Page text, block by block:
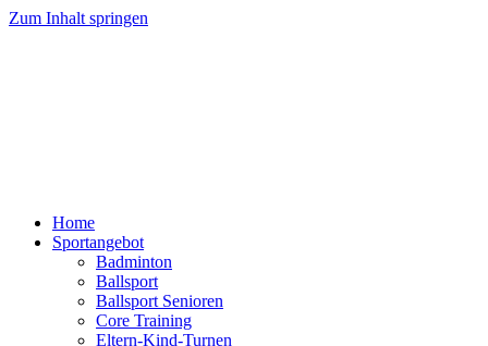
Zum Inhalt springen
Home
Sportangebot
Badminton
Ballsport
Ballsport Senioren
Core Training
Eltern-Kind-Turnen